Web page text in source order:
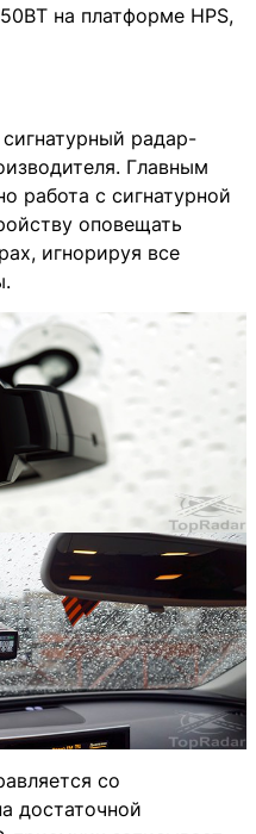
на платформе HPS,
радар-
Главным
работа с сигнатурной
оповещать
игнорируя все
со
достаточной